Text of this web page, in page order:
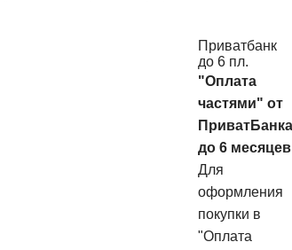
Приватбанк
до 6 пл.
"Оплата
частями" от
ПриватБанка
до 6
Для
оформления
покупки в
"Оплата